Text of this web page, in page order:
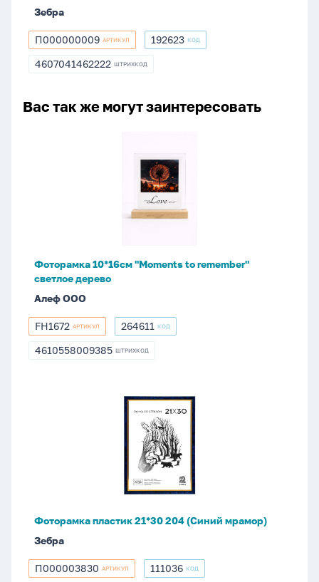
Зебра
П000000009
П000000009 АРТИКУЛ 192623
192623 КОД
4607041462222
4607041462222 ШТРИХКОД
Вас так же могут заинтересовать
Фоторамка 10*16см "Moments to remember"
светлое дерево
Алеф ООО
FH1672
FH1672 АРТИКУЛ 264611
264611 КОД
4610558009385
4610558009385 ШТРИХКОД
Фоторамка пластик 21*30 204 (Синий мрамор)
Зебра
П000003830
П000003830 АРТИКУЛ 111036
111036 КОД